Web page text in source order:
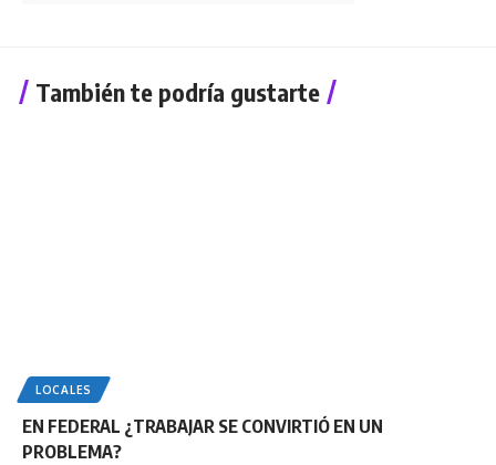
También te podría gustarte
LOCALES
EN FEDERAL ¿TRABAJAR SE CONVIRTIÓ EN UN
PROBLEMA?